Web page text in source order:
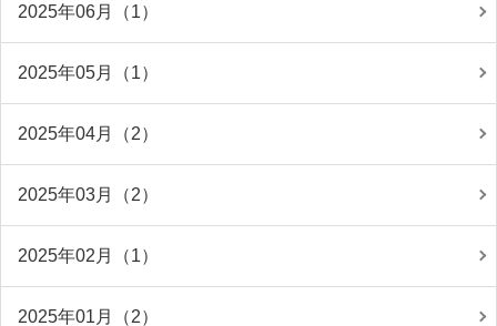
2025年06月（1）
2025年05月（1）
2025年04月（2）
2025年03月（2）
2025年02月（1）
2025年01月（2）